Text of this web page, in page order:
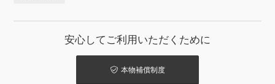
安心してご利用いただくために
本物補償制度